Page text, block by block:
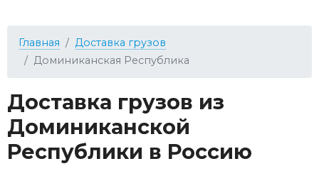
Главная
Доставка грузов
Доминиканская Республика
Доставка грузов из
Доминиканской
Республики в Россию